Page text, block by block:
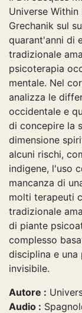
Universe
Grechanik sul
quarant'anni di
tradizionale
psicoterapia
mentale. Nel
analizza le
occidentale e
di concepire la
dimensione
alcuni rischi,
indigene, l'uso
mancanza di
molti terapeuti
tradizionale
di piante
complesso
disciplina e
invisibile.
Autore :
Audio :